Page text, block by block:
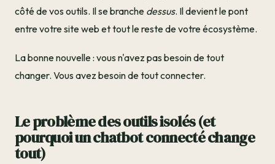
côté de vos outils. Il se branche dessus. Il devient le pont
entre votre site web et tout le reste de votre écosystème.
La bonne nouvelle : vous n'avez pas besoin de tout
changer. Vous avez besoin de tout connecter.
Le problème des outils isolés (et
pourquoi un chatbot connecté change
tout)